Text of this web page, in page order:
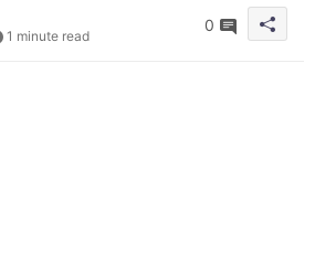
1 minute read
0